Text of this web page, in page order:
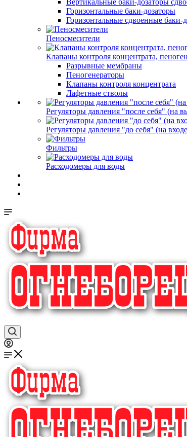
Вертикальные баки-дозаторы
Горизонтальные баки-дозаторы
Горизонтальные сдвоенные баки-
Пеносмесители
Клапаны контроля концентрата,
Разрывные мембраны
Пеногенераторы
Клапаны контроля концентрата
Лафетные стволы
Регуляторы давления "после себя" (на
Регуляторы давления "до себя" (на
Фильтры
Расходомеры для воды